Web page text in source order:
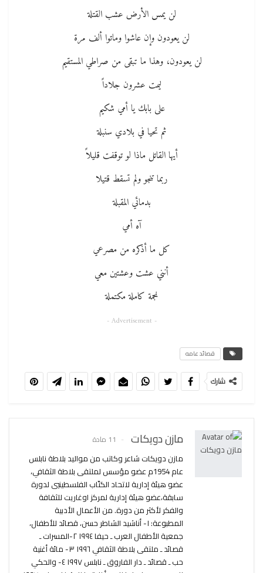
لن يمس الأرض عشب القتلة
لن يعودون وإن عاشوا وماتوا ألف مرة
لن يعودون، وهذا ما تبقى من صراطي المستقيم
ليمت عشرون جلاداً
على بابك يا أمي شكيم
ثم تحيا في بلادي سنبلة
أيها القاتل ماذا لو توقفت قليلاً
ربما تنجو ولم تسقط قتيلا
بدمائي المقبلة
آه أمي
كل ما أذكره من مصرعي
أنني عشت وعشتين معي
نجمة كاملة مكتملة
- Advertisement -
قصائد عامه
شارك
مازن دويكات 11 مادة
مازن دويكات شاعر وكاتب من مواليد بلاطة نابلس
عام 1954م عضو مؤسس لملتقى بلاطة الثقافي،
عضو هيئة إدارية لاتحاد الكتّاب الفلسطينيي لدورة
سابقة،عضو هيئة إدارية لمركز اوغاريت للثقافة
والفكر لأكثر من دورة. من الأعمال الأدبية
المطبوعة: ١- أناشيد الشاطر حسن، قصائد للأطفال،
جمعية الأطفال العرب ـ حيفا ١٩٩٤ ٢-المسرات ـ
قصائد ـ ملتقى بلاطة الثقافي ١٩٩٦ ٣- مائة أغنية
حب ـ قصائد ـ دار الفاروق ـ نابلس ١٩٩٧ ٤- والحكي